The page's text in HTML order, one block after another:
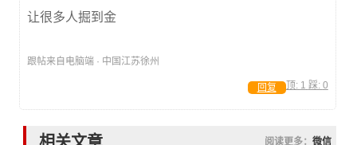
让很多人掘到金
跟帖来自电脑端 · 中国江苏徐州
顶: 1 踩: 0
回复
阅读更多： 微信